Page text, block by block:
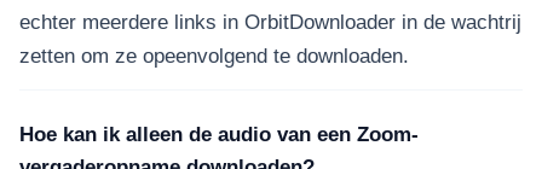
echter meerdere links in OrbitDownloader in de wachtrij
zetten om ze opeenvolgend te downloaden.
Hoe kan ik alleen de audio van een Zoom-